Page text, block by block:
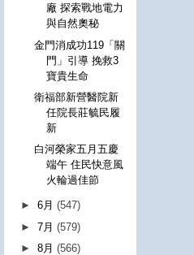
廠 探索戰地電力
與自然奧秘
金門消成功119「關
門」引導 挽救3
寶貴生命
衛福部新營醫院新
任院長莊毓民履
新
白河榮家五月五慶
端午 住民快意風
火輪過佳節
►6月(547)
►7月(579)
►8月(566)